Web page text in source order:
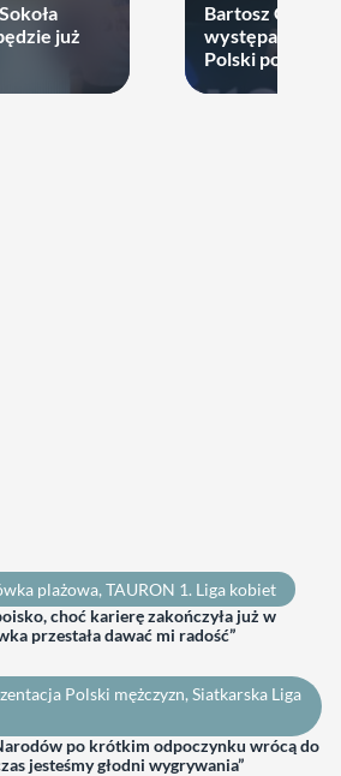
już
Bartosz
występach w
Polski podjął
plażowa, TAURON 1. Liga kobiet
choć karierę zakończyła już w
przestała dawać mi radość”
Polski mężczyzn, Siatkarska Liga
po krótkim odpoczynku wrócą do
jesteśmy głodni wygrywania”